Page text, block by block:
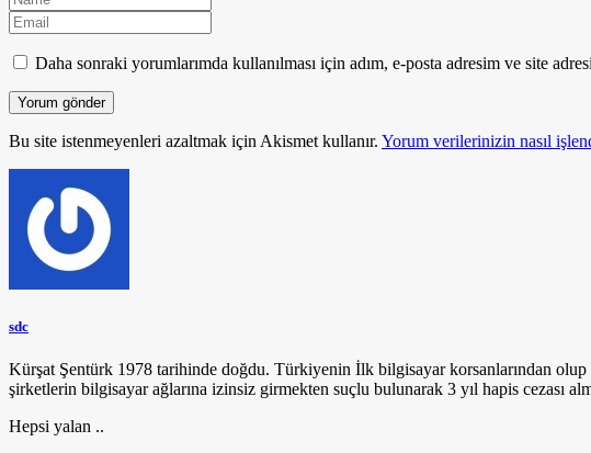
Daha sonraki yorumlarımda kullanılması için adım, e-posta adresim ve site
Bu site istenmeyenleri azaltmak için Akismet kullanır. Yorum verilerinizin nasıl
sdc
Kürşat Şentürk 1978 tarihinde doğdu. Türkiyenin İlk bilgisayar korsanlarından
şirketlerin bilgisayar ağlarına izinsiz girmekten suçlu bulunarak 3 yıl hapis cezası
Hepsi yalan ..